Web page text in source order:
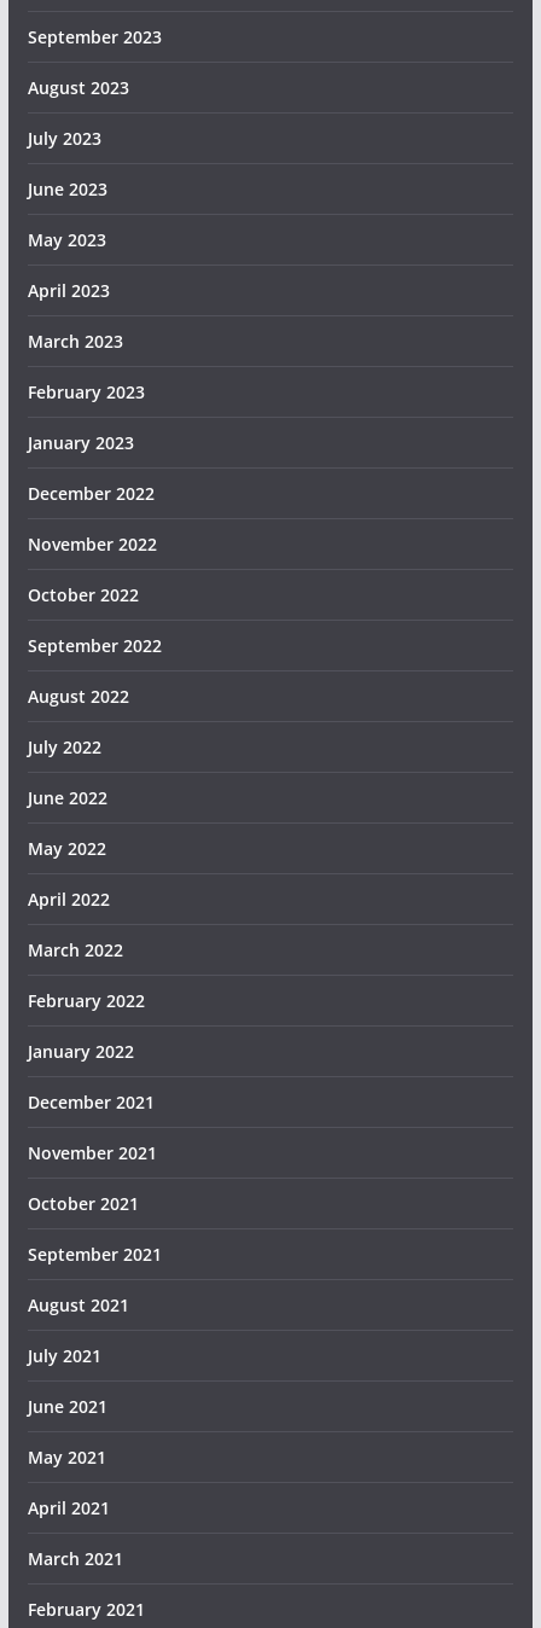
September 2023
August 2023
July 2023
June 2023
May 2023
April 2023
March 2023
February 2023
January 2023
December 2022
November 2022
October 2022
September 2022
August 2022
July 2022
June 2022
May 2022
April 2022
March 2022
February 2022
January 2022
December 2021
November 2021
October 2021
September 2021
August 2021
July 2021
June 2021
May 2021
April 2021
March 2021
February 2021